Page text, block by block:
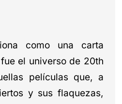
como una carta
el universo de 20th
películas que, a
y sus flaquezas,